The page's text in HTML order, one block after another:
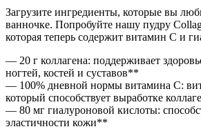
Загрузите ингредиенты, которые вы
ванночке. Попробуйте нашу пудру
которая теперь содержит витамин С и
— 20 г коллагена: поддерживает
ногтей, костей и суставов**
— 100% дневной нормы витамина С:
который способствует выработке
— 80 мг гиалуроновой кислоты:
эластичности кожи**